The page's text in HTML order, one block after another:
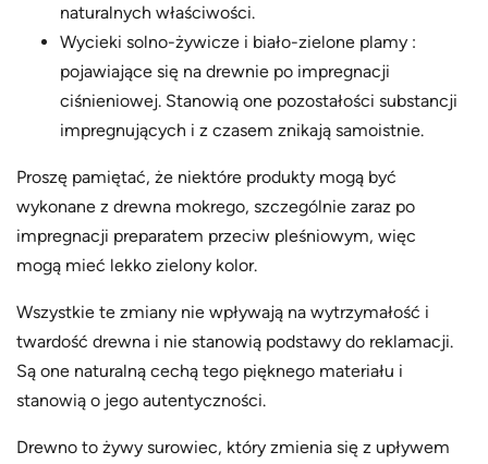
naturalnych właściwości.
Wycieki solno-żywicze i biało-zielone plamy :
pojawiające się na drewnie po impregnacji
ciśnieniowej. Stanowią one pozostałości substancji
impregnujących i z czasem znikają samoistnie.
Proszę pamiętać, że niektóre produkty mogą być
wykonane z drewna mokrego, szczególnie zaraz po
impregnacji preparatem przeciw pleśniowym, więc
mogą mieć lekko zielony kolor.
Wszystkie te zmiany nie wpływają na wytrzymałość i
twardość drewna i nie stanowią podstawy do reklamacji.
Są one naturalną cechą tego pięknego materiału i
stanowią o jego autentyczności.
Drewno to żywy surowiec, który zmienia się z upływem